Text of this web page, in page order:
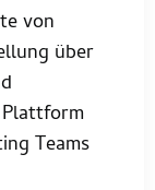
von
über
Teams